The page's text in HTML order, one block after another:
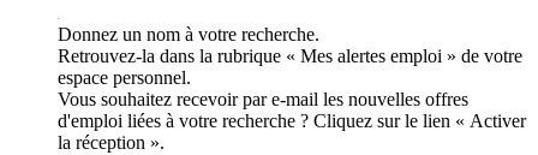
Donnez un nom à votre recherche.
Retrouvez-la dans la rubrique « Mes alertes emploi » de votre
espace personnel.
Vous souhaitez recevoir par e-mail les nouvelles offres
d'emploi liées à votre recherche ? Cliquez sur le lien « Activer
la réception ».